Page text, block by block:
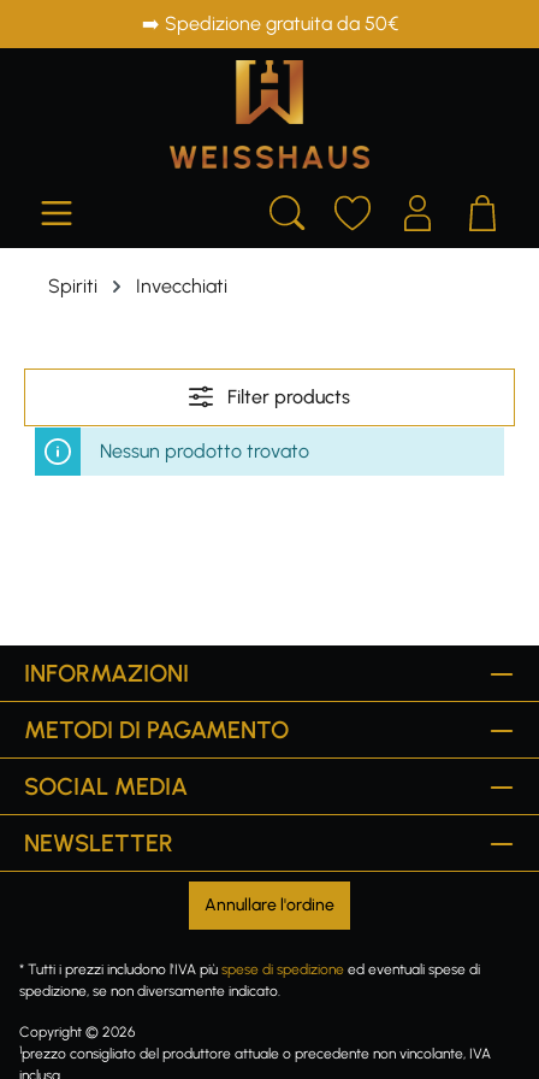
➡️ Spedizione gratuita da 50€
Spiriti Invecchiati
Filter products
Nessun prodotto trovato
INFORMAZIONI
METODI DI PAGAMENTO
SOCIAL MEDIA
NEWSLETTER
Annullare l'ordine
* Tutti i prezzi includono l'IVA più spese di spedizione ed eventuali spese di
spedizione, se non diversamente indicato.
Copyright © 2026
1prezzo consigliato del produttore attuale o precedente non vincolante, IVA
inclusa.